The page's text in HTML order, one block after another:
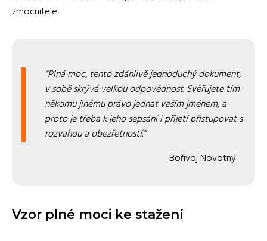
zmocnitele.
Plná moc, tento zdánlivě jednoduchý dokument,
v sobě skrývá velkou odpovědnost. Svěřujete tím
někomu jinému právo jednat vaším jménem, a
proto je třeba k jeho sepsání i přijetí přistupovat s
rozvahou a obezřetností.
Bořivoj Novotný
Vzor plné moci ke stažení